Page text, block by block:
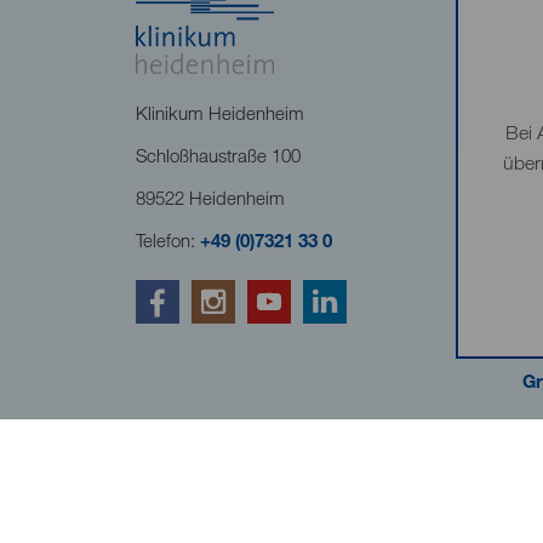
Klinikum Heidenheim
Schloßhaustraße 100
89522 Heidenheim
Telefon: +49 (0)7321 33 0
Bei